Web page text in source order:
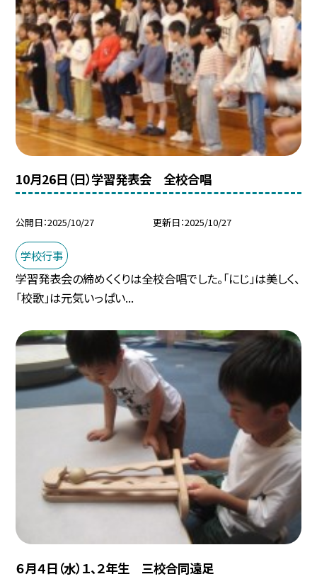
10月26日（日）学習発表会 全校合唱
公開日 2025/10/27 更新日 2025/10/27
学校行事
学習発表会の締めくくりは全校合唱でした。「にじ」は美しく、
「校歌」は元気いっぱい...
６月４日（水）１、２年生 三校合同遠足